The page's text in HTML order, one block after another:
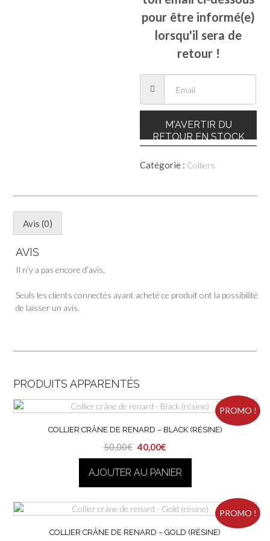
pour être informé(e)
lorsqu'il sera de
retour !
M'AVERTIR DU
RETOUR EN STOCK
Catégorie : Colliers
Avis (0)
AVIS
Il n’y a pas encore d’avis.
Seuls les clients connectés ayant acheté ce produit ont la possibilité
de laisser un avis.
PRODUITS APPARENTÉS
PROMO !
COLLIER CRÂNE DE RENARD – BLACK (RÉSINE)
50,00€ Le
prix
initial
était :
50,00€.
40,00€
prix
actuel
est :
40,00€.
AJOUTER AU PANIER
PROMO !
COLLIER CRÂNE DE RENARD – GOLD (RÉSINE)